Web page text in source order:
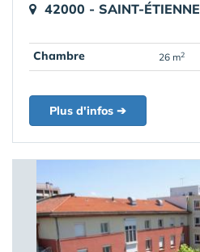
42000 - SAINT-ÉTIENNE
Chambre 26 m2
Plus d'infos ➔